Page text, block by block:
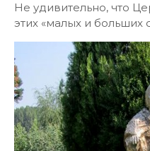
Не удивительно, что
этих «малых и больших